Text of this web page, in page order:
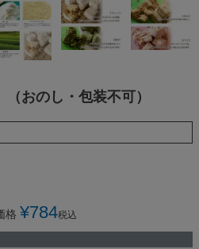
おのし・包装不可）
格 ¥784税込